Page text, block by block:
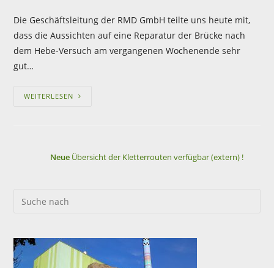
Die Geschäftsleitung der RMD GmbH teilte uns heute mit,
dass die Aussichten auf eine Reparatur der Brücke nach
dem Hebe-Versuch am vergangenen Wochenende sehr
gut…
WEITERLESEN
NeueÜbersicht der Kletterrouten verfügbar (extern) !